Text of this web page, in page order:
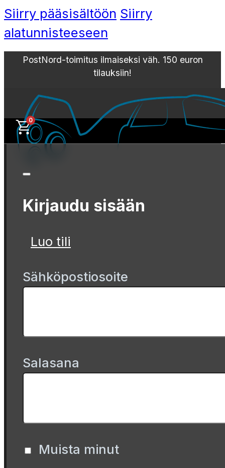
Siirry pääsisältöön Siirry
alatunnisteeseen
PostNord-toimitus ilmaiseksi väh. 150 euron
tilauksiin!
0
Kirjaudu sisään
Luo tili
Sähköpostiosoite
Salasana
Muista minut